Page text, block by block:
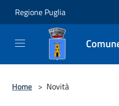
Regione Puglia
Home > Novità